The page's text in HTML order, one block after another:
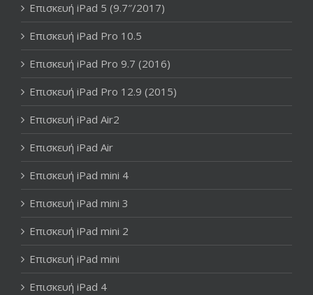
Επισκευή iPad 5 (9.7″/2017)
Επισκευή iPad Pro 10.5
Επισκευή iPad Pro 9.7 (2016)
Επισκευή iPad Pro 12.9 (2015)
Επισκευή iPad Air2
Επισκευή iPad Air
Επισκευή iPad mini 4
Επισκευή iPad mini 3
Επισκευή iPad mini 2
Επισκευή iPad mini
Επισκευή iPad 4